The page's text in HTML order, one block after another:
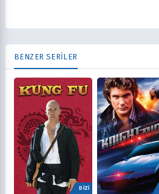
BENZER SERİLER
DİZİ